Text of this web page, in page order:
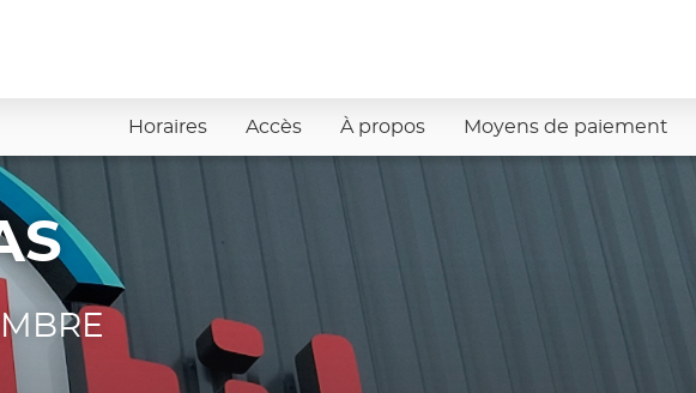
Horaires Accès À propos Moyens de paiement